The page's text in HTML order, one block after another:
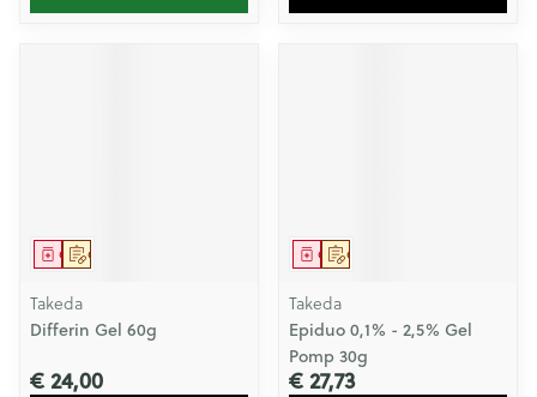
Op voorschrift
Geneesmiddel
Takeda
Differin Gel 60g
€ 24,00
Op voorschrift
Geneesmiddel
Takeda
Epiduo 0,1% - 2,5% Gel
Pomp 30g
€ 27,73